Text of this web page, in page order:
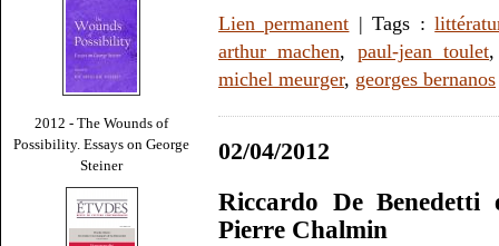
2012 - The Wounds of
Possibility. Essays on George
Steiner
Lien permanent | Tags :
arthur machen, paul-jean toulet
michel meurger, georges bernanos
02/04/2012
Riccardo De
Pierre Chalmin